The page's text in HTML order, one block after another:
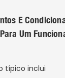
E
Um
típico inclui